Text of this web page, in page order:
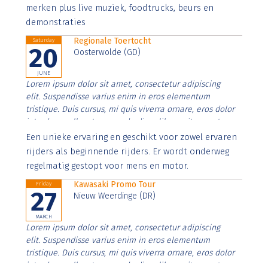
imperdiet. Nunc ut sem vitae risus tristique posuere.
merken plus live muziek, foodtrucks, beurs en
demonstraties
Saturday
20
JUNE
Regionale Toertocht
Oosterwolde (GD)
Lorem ipsum dolor sit amet, consectetur adipiscing
elit. Suspendisse varius enim in eros elementum
tristique. Duis cursus, mi quis viverra ornare, eros dolor
interdum nulla, ut commodo diam libero vitae erat.
Aenean faucibus nibh et justo cursus id rutrum lorem
imperdiet. Nunc ut sem vitae risus tristique posuere.
Een unieke ervaring en geschikt voor zowel ervaren
rijders als beginnende rijders. Er wordt onderweg
regelmatig gestopt voor mens en motor.
Friday
27
MARCH
Kawasaki Promo Tour
Nieuw Weerdinge (DR)
Lorem ipsum dolor sit amet, consectetur adipiscing
elit. Suspendisse varius enim in eros elementum
tristique. Duis cursus, mi quis viverra ornare, eros dolor
interdum nulla, ut commodo diam libero vitae erat.